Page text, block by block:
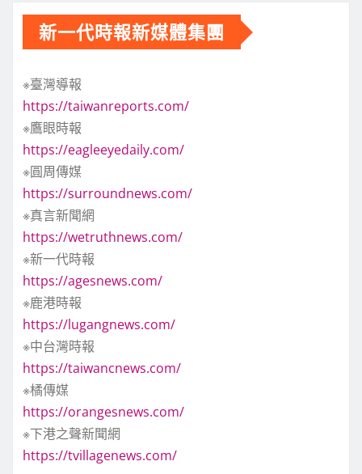
新一代時報新媒體集團
※臺灣導報
https://taiwanreports.com/
※鷹眼時報
https://eagleeyedaily.com/
※圓周傳媒
https://surroundnews.com/
※真言新聞網
https://wetruthnews.com/
※新一代時報
https://agesnews.com/
※鹿港時報
https://lugangnews.com/
※中台灣時報
https://taiwancnews.com/
※橘傳媒
https://orangesnews.com/
※下港之聲新聞網
https://tvillagenews.com/